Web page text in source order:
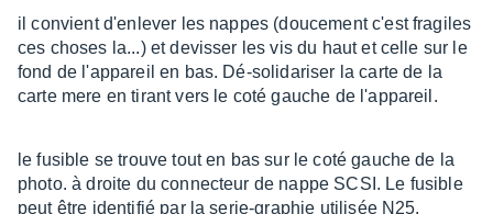
il convient d'enlever les nappes (doucement c'est fragiles
ces choses la...) et devisser les vis du haut et celle sur le
fond de l'appareil en bas. Dé-solidariser la carte de la
carte mere en tirant vers le coté gauche de l'appareil.
le fusible se trouve tout en bas sur le coté gauche de la
photo. à droite du connecteur de nappe SCSI. Le fusible
peut être identifié par la serie-graphie utilisée N25.